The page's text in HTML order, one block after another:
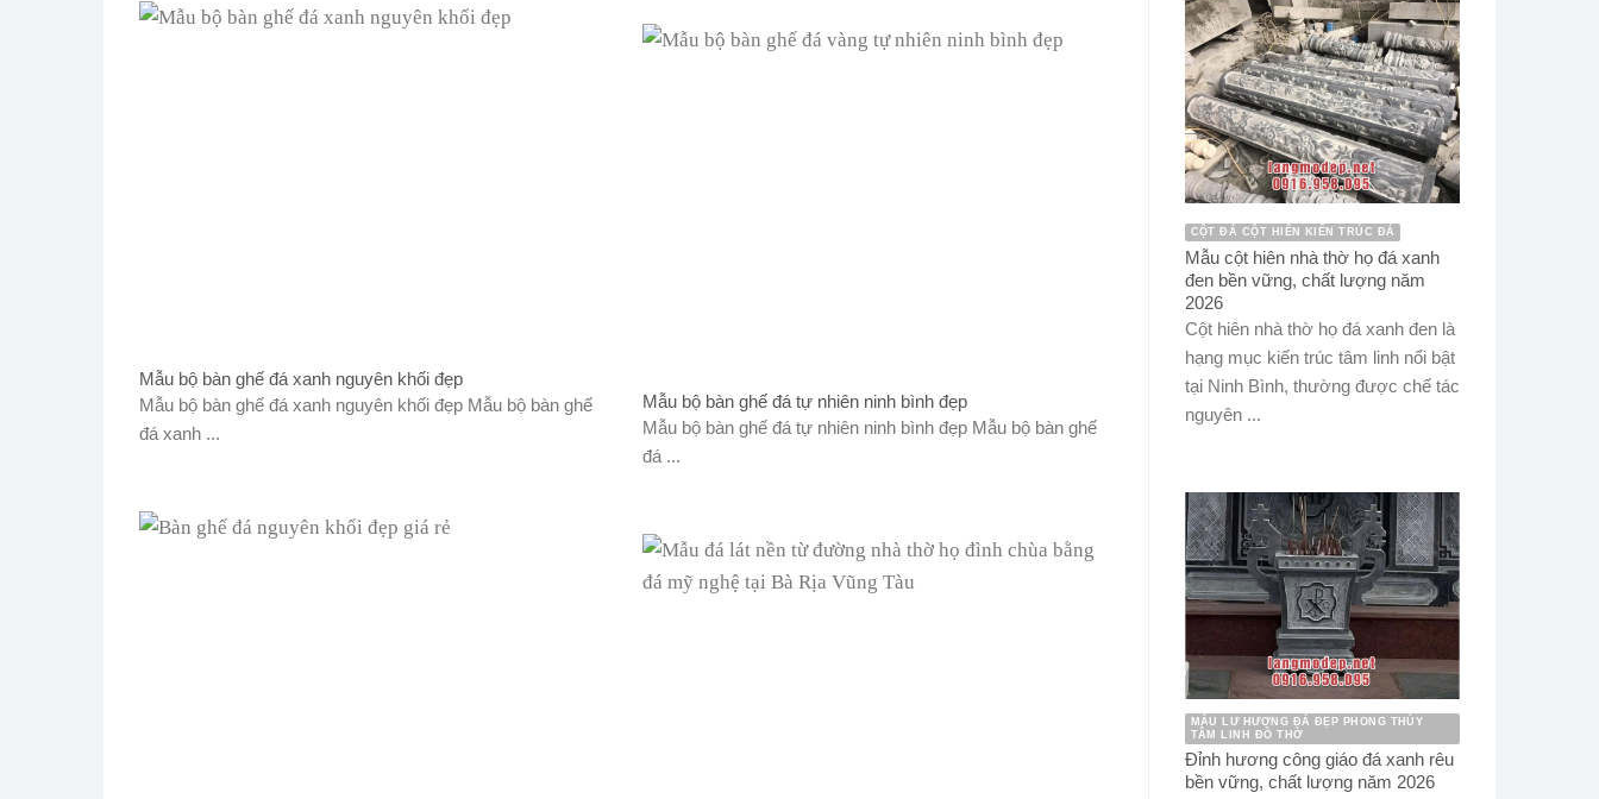
Mẫu bộ bàn ghế đá xanh nguyên khối đẹp
Mẫu bộ bàn ghế đá xanh nguyên khối đẹp Mẫu bộ bàn ghế
đá xanh ...
Mẫu bộ bàn ghế đá tự nhiên ninh bình đẹp
Mẫu bộ bàn ghế đá tự nhiên ninh bình đẹp Mẫu bộ bàn ghế
đá ...
CỘT ĐÁ CỘT HIÊN KIẾN TRÚC ĐÁ
Mẫu cột hiên nhà thờ họ đá xanh
đen bền vững, chất lượng năm
2026
Cột hiên nhà thờ họ đá xanh đen là
hạng mục kiến trúc tâm linh nổi bật
tại Ninh Bình, thường được chế tác
nguyên ...
MẪU LƯ HƯƠNG ĐÁ ĐẸP PHONG THỦY
TÂM LINH ĐỒ THỜ
Đỉnh hương công giáo đá xanh rêu
bền vững, chất lượng năm 2026